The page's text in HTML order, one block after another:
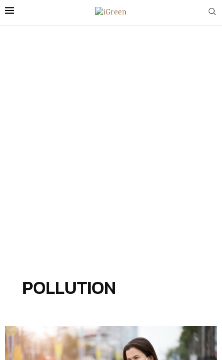
POLLUTION